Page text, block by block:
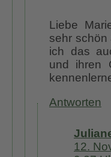
Liebe
sehr schön
ich das
und ihren
Antworten
12.